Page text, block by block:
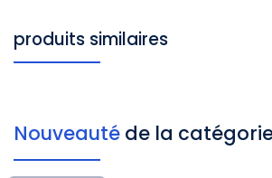
produits similaires
Nouveauté de la